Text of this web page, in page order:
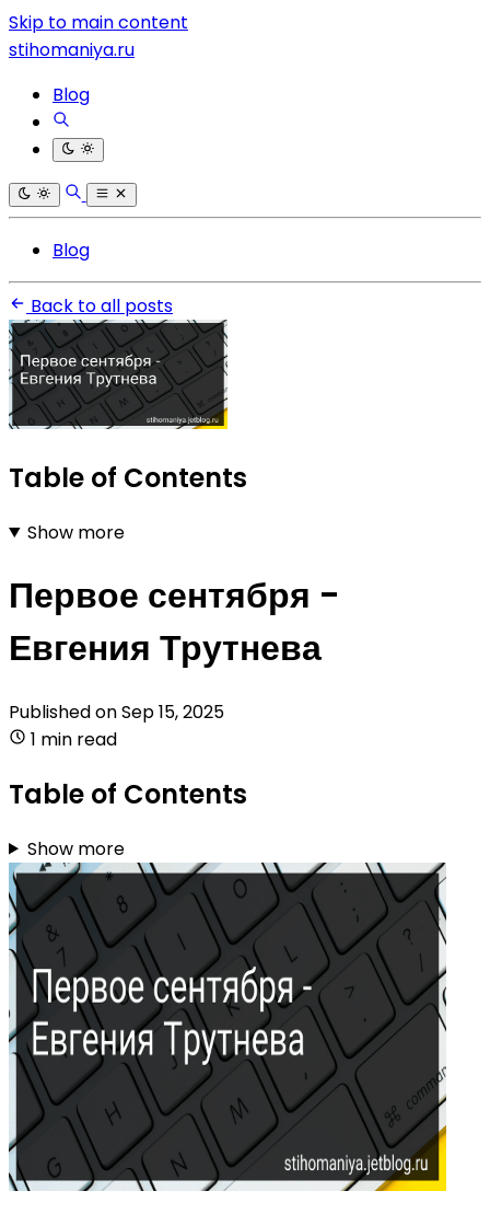
Skip to main content
stihomaniya.ru
Blog
Blog
Back to all posts
Table of Contents
Show more
Первое сентября -
Евгения Трутнева
Published onSep 15, 2025
1 min read
Table of Contents
Show more